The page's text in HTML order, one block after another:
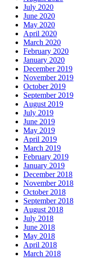
July 2020
June 2020
May 2020
April 2020
March 2020
February 2020
January 2020
December 2019
November 2019
October 2019
September 2019
August 2019
July 2019
June 2019
May 2019
April 2019
March 2019
February 2019
January 2019
December 2018
November 2018
October 2018
September 2018
August 2018
July 2018
June 2018
May 2018
April 2018
March 2018